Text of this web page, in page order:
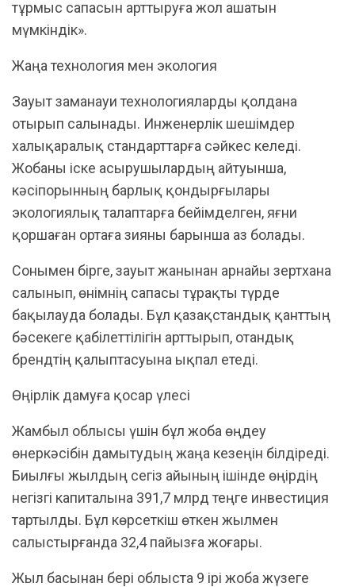
тұрмыс сапасын арттыруға жол ашатын
мүмкіндік».
Жаңа технология мен экология
Зауыт заманауи технологияларды қолдана
отырып салынады. Инженерлік шешімдер
халықаралық стандарттарға сәйкес келеді.
Жобаны іске асырушылардың айтуынша,
кәсіпорынның барлық қондырғылары
экологиялық талаптарға бейімделген, яғни
қоршаған ортаға зияны барынша аз болады.
Сонымен бірге, зауыт жанынан арнайы зертхана
салынып, өнімнің сапасы тұрақты түрде
бақылауда болады. Бұл қазақстандық қанттың
бәсекеге қабілеттілігін арттырып, отандық
брендтің қалыптасуына ықпал етеді.
Өңірлік дамуға қосар үлесі
Жамбыл облысы үшін бұл жоба өңдеу
өнеркәсібін дамытудың жаңа кезеңін білдіреді.
Биылғы жылдың сегіз айының ішінде өңірдің
негізгі капиталына 391,7 млрд теңге инвестиция
тартылды. Бұл көрсеткіш өткен жылмен
салыстырғанда 32,4 пайызға жоғары.
Жыл басынан бері облыста 9 ірі жоба жүзеге